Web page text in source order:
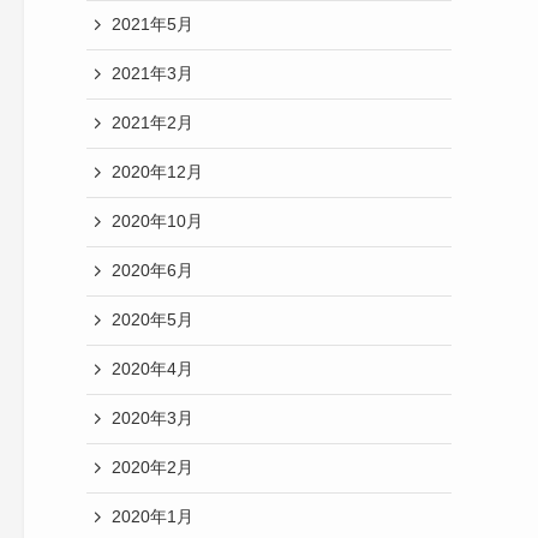
2021年5月
2021年3月
2021年2月
2020年12月
2020年10月
2020年6月
2020年5月
2020年4月
2020年3月
2020年2月
2020年1月